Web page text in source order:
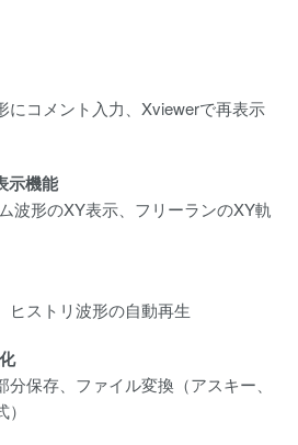
にコメント入力、Xviewerで再表示
示機能
波形のXY表示、フリーランのXY軌
ヒストリ波形の自動再生
分保存、ファイル変換（アスキー、